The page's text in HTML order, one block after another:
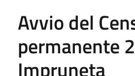
Avvio del
permanente
Impruneta